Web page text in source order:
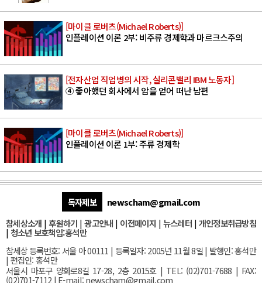
[마이클 로버츠(Michael Roberts)]
인플레이션 이론 2부: 비주류 경제학과 마르크스주의
[전자산업 직업병의 시작, 실리콘밸리 IBM 노동자]
④ 좋아했던 회사에서 암을 얻어 떠난 남편
[마이클 로버츠(Michael Roberts)]
인플레이션 이론 1부: 주류 경제학
독자제보
newscham@gmail.com
참세상소개 | 후원하기 |광고안내 | 이전페이지 | 뉴스레터| 개인정보취급방침
| 청소년 보호책임:홍석만
참세상 등록번호: 서울 아 00111 | 등록일자: 2005년 11월 8일 | 발행인: 홍석만
| 편집인: 홍석만
서울시 마포구 양화로8길 17-28, 2층 2015호| TEL: (02)701-7688 | FAX:
(02)701-7112 | E-mail:newscham@gmail.com